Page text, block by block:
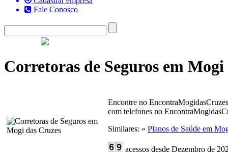
Fale Conosco
Corretoras de Seguros em Mogi
Encontre no
com telefones no
Similares: » Planos de Saúde em
acessos desde Dezembro de